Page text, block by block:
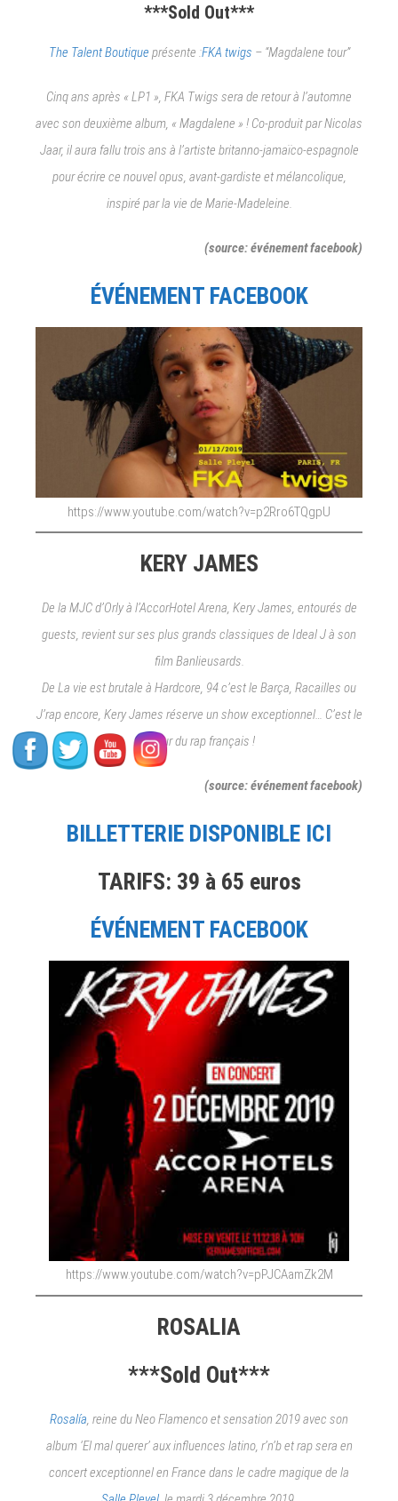
décembre
ALPHA
KERY
MACKAMPA,
PARIS
WINTER,
RILÈS,
***Sold Out***
The Talent Boutique présente :FKA twigs – “Magdalene tour”
Cinq ans après « LP1 », FKA Twigs sera de retour à l’automne
avec son deuxième album, « Magdalene » ! Co-produit par Nicolas
Jaar, il aura fallu trois ans à l’artiste britanno-jamaïco-espagnole
pour écrire ce nouvel opus, avant-gardiste et mélancolique,
inspiré par la vie de Marie-Madeleine.
(source: événement facebook)
ÉVÉNEMENT FACEBOOK
https://www.youtube.com/watch?v=p2Rro6TQgpU
KERY JAMES
De la MJC d’Orly à l’AccorHotel Arena, Kery James, entourés de
guests, revient sur ses plus grands classiques de Ideal J à son
film Banlieusards.
De La vie est brutale à Hardcore, 94 c’est le Barça, Racailles ou
J’rap encore, Kery James réserve un show exceptionnel… C’est le
retour du rap français !
(source: événement facebook)
BILLETTERIE DISPONIBLE ICI
TARIFS: 39 à 65 euros
ÉVÉNEMENT FACEBOOK
https://www.youtube.com/watch?v=pPJCAamZk2M
ROSALIA
***Sold Out***
Rosalía, reine du Neo Flamenco et sensation 2019 avec son
album ‘El mal querer’ aux influences latino, r’n’b et rap sera en
concert exceptionnel en France dans le cadre magique de la